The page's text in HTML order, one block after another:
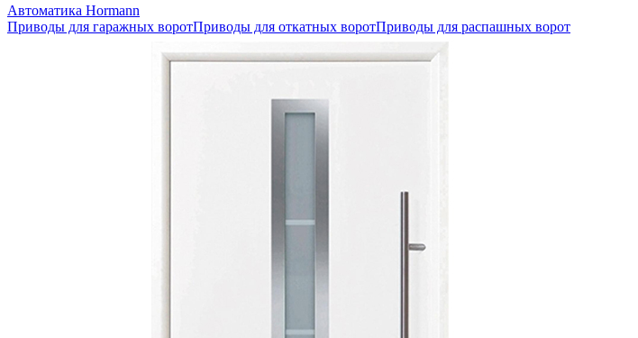
Автоматика Hormann
Приводы для гаражных воротПриводы для откатных воротПриводы для распашных ворот